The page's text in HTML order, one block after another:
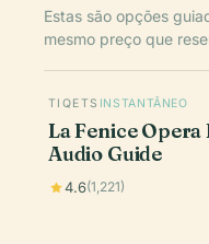
Estas são opções
mesmo preço que
TIQETS INSTANTÂNEO
La Fenice Opera
Audio Guide
4.6(1,221)